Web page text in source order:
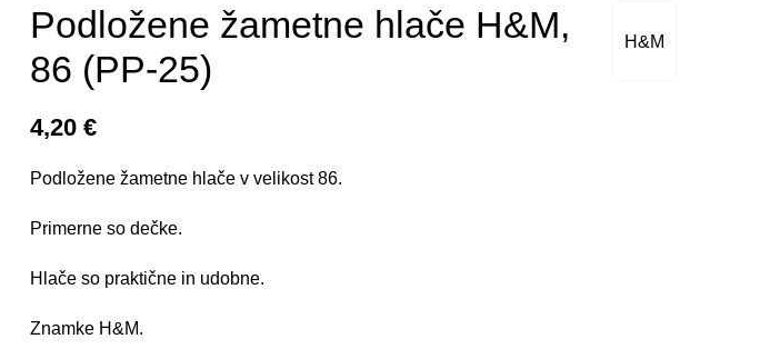
H&M
Podložene žametne hlače H&M,
86 (PP-25)
4,20 €
Podložene žametne hlače v velikost 86.
Primerne so dečke.
Hlače so praktične in udobne.
Znamke H&M.